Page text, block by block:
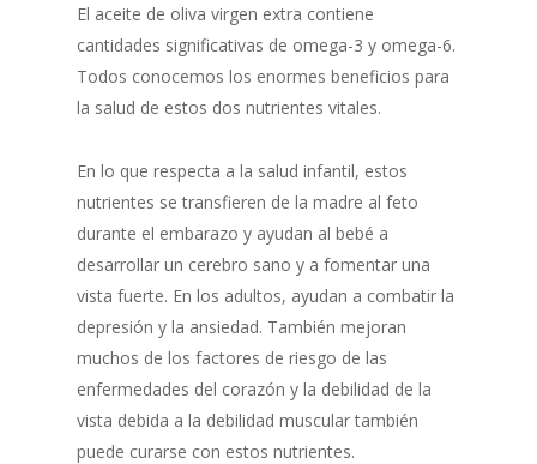
El aceite de oliva virgen extra contiene
cantidades significativas de omega-3 y omega-6.
Todos conocemos los enormes beneficios para
la salud de estos dos nutrientes vitales.
En lo que respecta a la salud infantil, estos
nutrientes se transfieren de la madre al feto
durante el embarazo y ayudan al bebé a
desarrollar un cerebro sano y a fomentar una
vista fuerte. En los adultos, ayudan a combatir la
depresión y la ansiedad. También mejoran
muchos de los factores de riesgo de las
enfermedades del corazón y la debilidad de la
vista debida a la debilidad muscular también
puede curarse con estos nutrientes.